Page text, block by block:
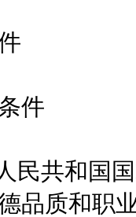
件
共和国国
品质和职